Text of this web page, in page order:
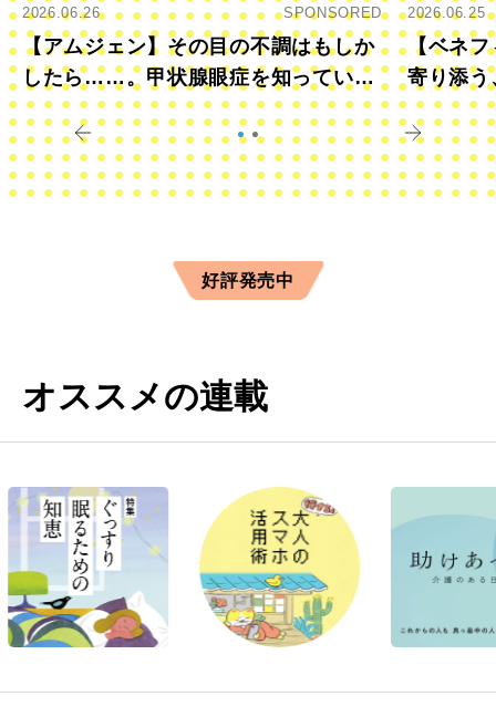
2026.06.26 SPONSORED
【アムジェン】その目の不調はもしか
したら……。甲状腺眼症を知っていま
すか？
2026.06.25
【ベネフ
寄り添う
きに
好評発売中
オススメの連載